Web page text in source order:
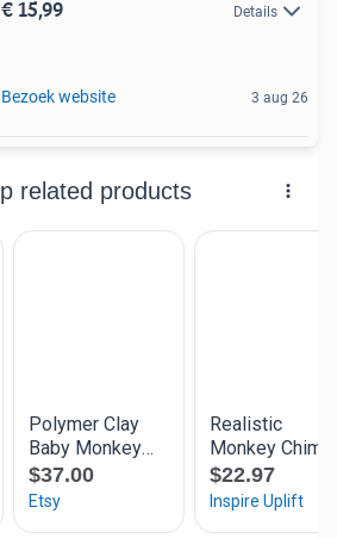
€ 15,99 Details
Bezoek website 3 aug 26